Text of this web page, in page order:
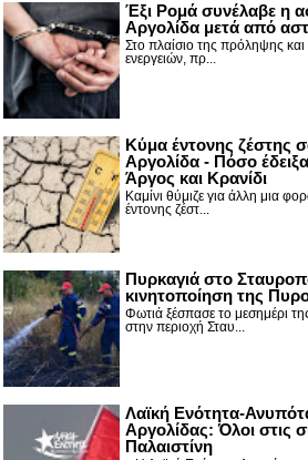
Έξι Ρομά συνέλαβε η
Αργολίδα μετά από
Στο πλαίσιο της πρόληψης
ενεργειών, πρ...
Κύμα έντονης ζέστης
Αργολίδα - Πόσο
Άργος και Κρανίδι
Καμίνι θύμιζε για άλλη μια
έντονης ζέστ...
Πυρκαγιά στο
κινητοποίηση της
Φωτιά ξέσπασε το μεσημέρι
στην περιοχή Σταυ...
Λαϊκή Ενότητα-
Αργολίδας: Όλοι στις
Παλαιστίνη